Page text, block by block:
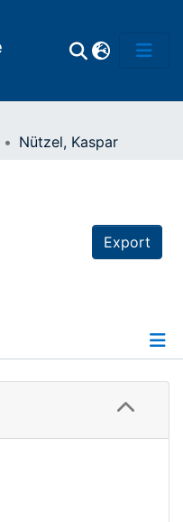
Nützel, Kaspar
Export